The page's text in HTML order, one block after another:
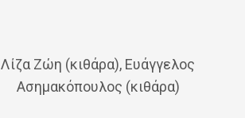
Λίζα Ζώη (κιθάρα), Ευάγγελος
Ασημακόπουλος (κιθάρα)